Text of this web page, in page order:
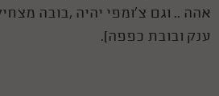
אהה .. וגם צ'ומפי יהיה ,בובה
ענק ובובת כפפה).